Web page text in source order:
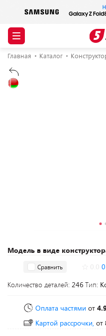
Главная Каталог
Модель в виде
Сравнить
Количество деталей: 246 Тип:
Оплата частями от
Картой рассрочки, от